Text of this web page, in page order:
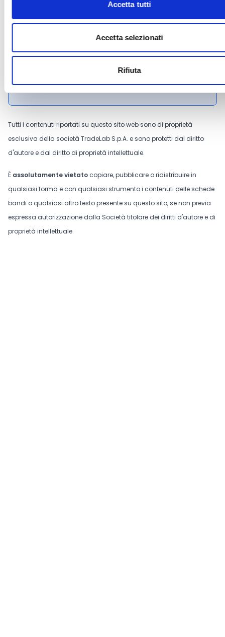
Accetta tutti
Accetta selezionati
Rifiuta
CONDIVIDI
Conosci Obiettivo Europa?
Prova gratis
Tutti i contenuti riportati su questo sito web sono di proprietà
esclusiva della società TradeLab S.p.A. e sono protetti dal diritto
d'autore e dal diritto di proprietà intellettuale.
È assolutamente vietato copiare, pubblicare o ridistribuire in
qualsiasi forma e con qualsiasi strumento i contenuti delle schede
bandi o qualsiasi altro testo presente su questo sito, se non previa
espressa autorizzazione dalla Società titolare dei diritti d'autore e di
proprietà intellettuale.